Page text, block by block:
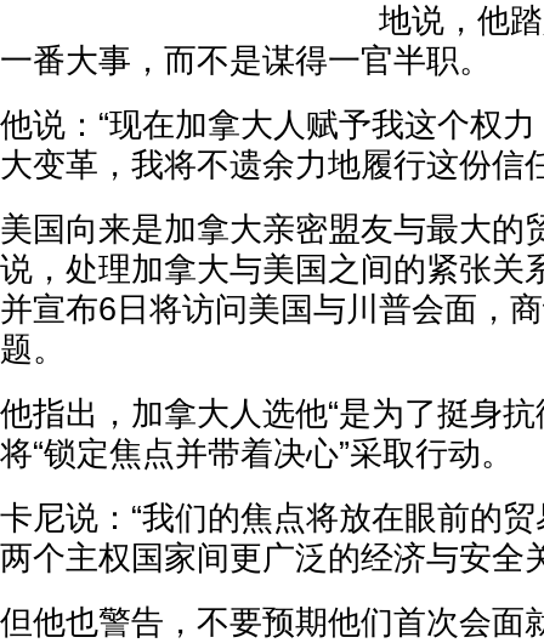
地说，他
一番大事，而不是谋得一官半职。
他说：“现在加拿大人赋予我这个权
大变革，我将不遗余力地履行这份信
美国向来是加拿大亲密盟友与最大的
说，处理加拿大与美国之间的紧张关
并宣布6日将访问美国与川普会面，
题。
他指出，加拿大人选他“是为了挺身
将“锁定焦点并带着决心”采取行动。
卡尼说：“我们的焦点将放在眼前的
两个主权国家间更广泛的经济与安全
但他也警告，不要预期他们首次会面